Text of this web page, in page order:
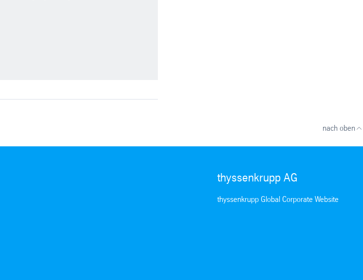
nach oben
thyssenkrupp AG
thyssenkrupp Global Corporate Website